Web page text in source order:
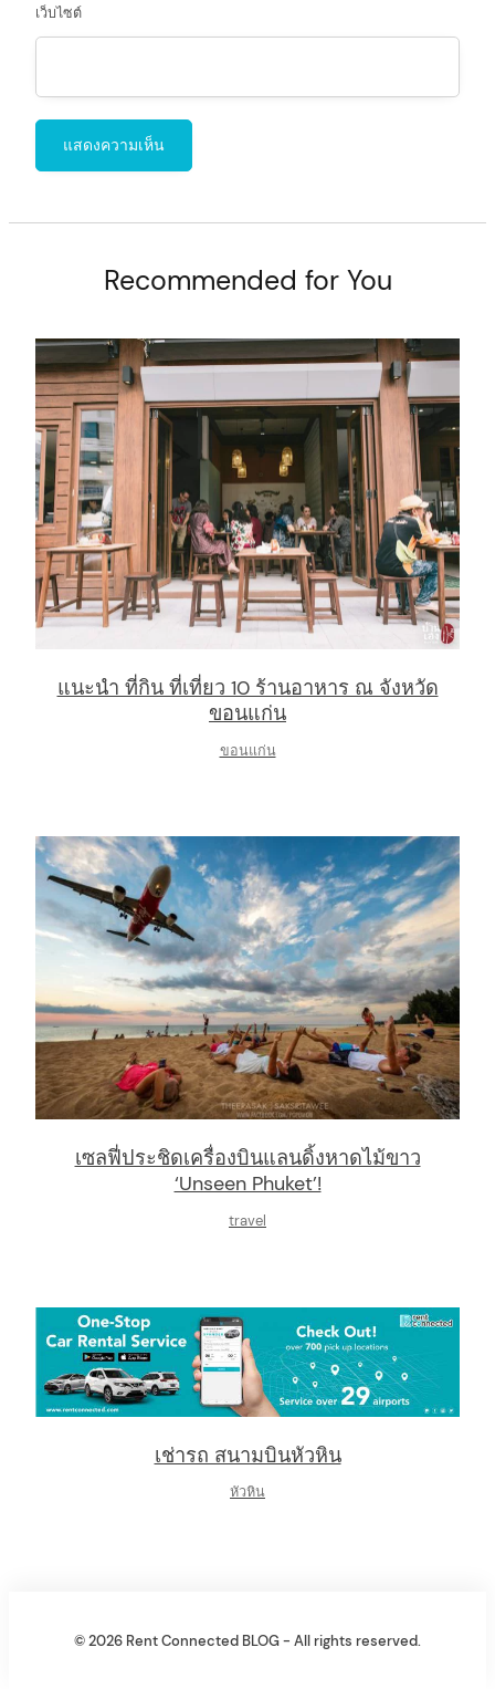
เว็บไซต์
Recommended for You
แนะนำ ที่กิน ที่เที่ยว 10 ร้านอาหาร ณ จังหวัด
ขอนแก่น
ขอนแก่น
เซลฟี่ประชิดเครื่องบินแลนดิ้งหาดไม้ขาว
‘Unseen Phuket’!
travel
เช่ารถ สนามบินหัวหิน
หัวหิน
© 2026 Rent Connected BLOG - All rights reserved.